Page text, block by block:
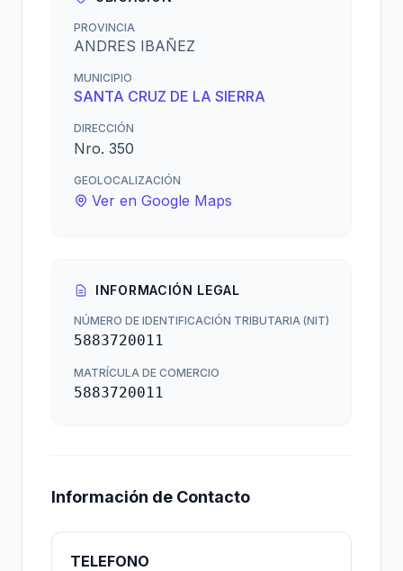
PROVINCIA
ANDRES IBAÑEZ
MUNICIPIO
SANTA CRUZ DE LA SIERRA
DIRECCIÓN
Nro. 350
GEOLOCALIZACIÓN
Ver en Google Maps
INFORMACIÓN LEGAL
NÚMERO DE IDENTIFICACIÓN TRIBUTARIA (NIT)
5883720011
MATRÍCULA DE COMERCIO
5883720011
Información de Contacto
TELEFONO